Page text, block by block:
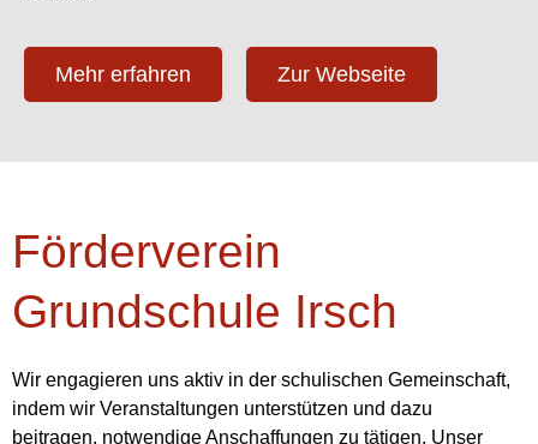
Mehr erfahren Zur Webseite
Förderverein
Grundschule Irsch
Wir engagieren uns aktiv in der schulischen Gemeinschaft,
indem wir Veranstaltungen unterstützen und dazu
beitragen, notwendige Anschaffungen zu tätigen. Unser